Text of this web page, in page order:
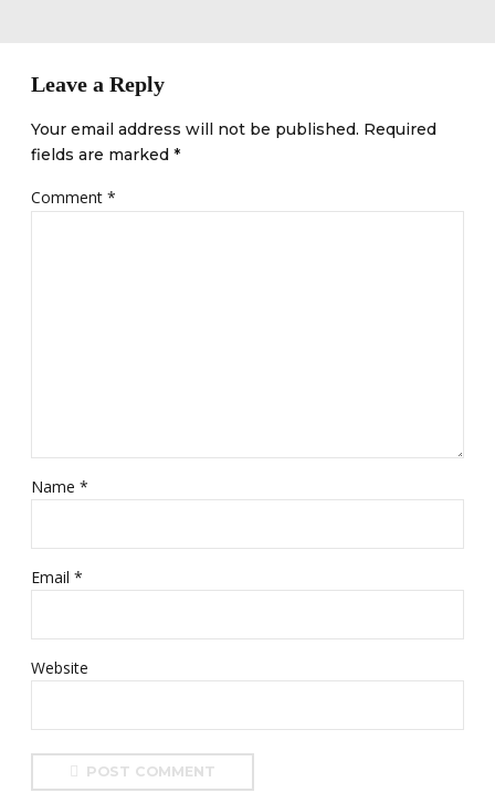
Leave a Reply
Your email address will not be published. Required
fields are marked *
Comment *
Name *
Email *
Website
POST COMMENT